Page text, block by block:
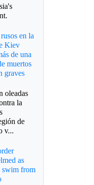
en la
Kiev
de una
muertos
graves
oleadas
la
de
v...
as
swim from